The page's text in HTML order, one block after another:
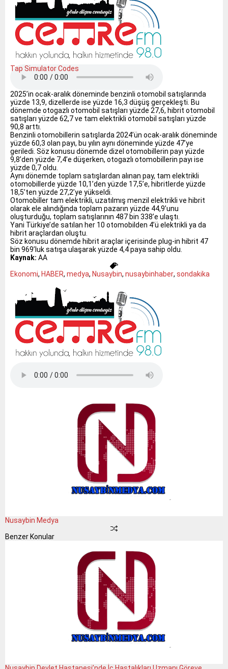
Tap Simulator Codes
2025’in ocak-aralık döneminde benzinli otomobil satışlarında
yüzde 13,9, dizellerde ise yüzde 16,3 düşüş gerçekleşti. Bu
dönemde otogazlı otomobil satışları yüzde 27,6, hibrit otomobil
satışları yüzde 62,7 ve tam elektrikli otomobil satışları yüzde
90,8 arttı.
Benzinli otomobillerin satışlarda 2024’ün ocak-aralık döneminde
yüzde 60,3 olan payı, bu yılın aynı döneminde yüzde 47’ye
geriledi. Söz konusu dönemde dizel otomobillerin payı yüzde
9,8’den yüzde 7,4’e düşerken, otogazlı otomobillerin payı ise
yüzde 0,7 oldu.
Aynı dönemde toplam satışlardan alınan pay, tam elektrikli
otomobillerde yüzde 10,1’den yüzde 17,5’e, hibritlerde yüzde
18,5’ten yüzde 27,2’ye yükseldi.
Otomobiller tam elektrikli, uzatılmış menzil elektrikli ve hibrit
olarak ele alındığında toplam pazarın yüzde 44,9’unu
oluşturduğu, toplam satışlarının 487 bin 338’e ulaştı.
Yani Türkiye’de satılan her 10 otomobilden 4’ü elektrikli ya da
hibrit araçlardan oluştu.
Söz konusu dönemde hibrit araçlar içerisinde plug-in hibrit 47
bin 969’luk satışa ulaşarak yüzde 4,4 paya sahip oldu.
Kaynak: AA
Ekonomi, HABER, medya, Nusaybin, nusaybinhaber, sondakika
Nusaybin Medya
Benzer Konular